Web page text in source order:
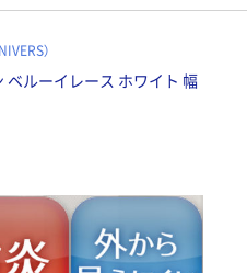
）
ルーイレース ホワイト 幅